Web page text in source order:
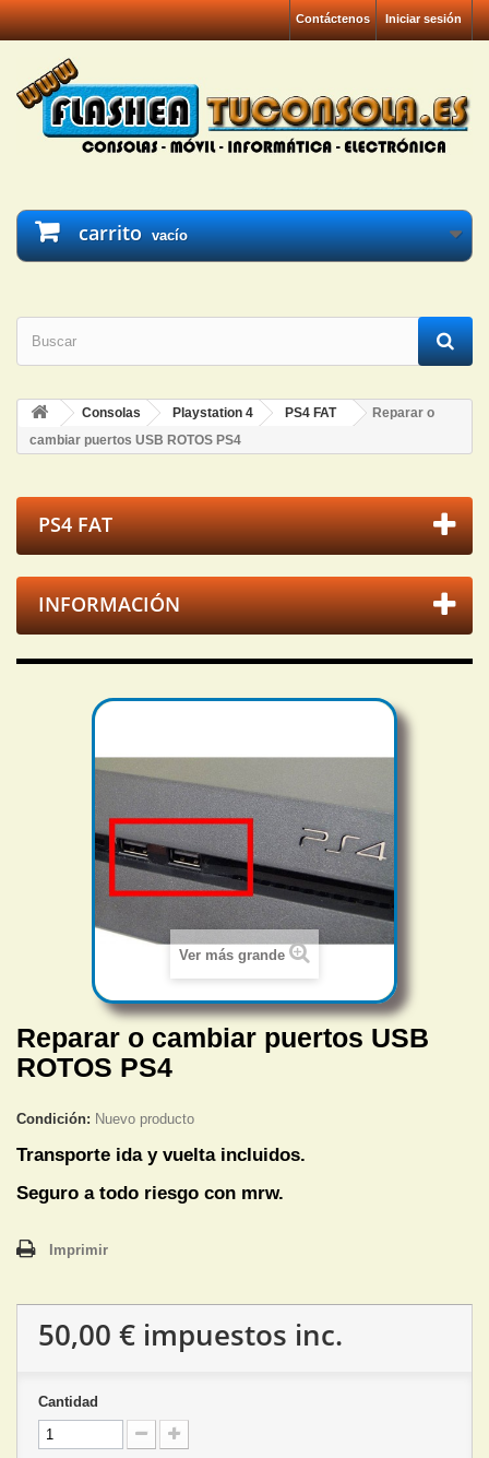
Iniciar sesión
Contáctenos
carrito vacío
Consolas Playstation 4 PS4 FAT
Reparar o
cambiar puertos USB ROTOS PS4
PS4 FAT
INFORMACIÓN
Ver más grande
Reparar o cambiar puertos USB
ROTOS PS4
Condición: Nuevo producto
Transporte ida y vuelta incluidos.
Seguro a todo riesgo con mrw.
Imprimir
50,00 € impuestos inc.
Cantidad